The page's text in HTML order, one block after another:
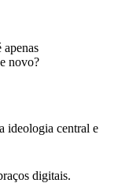
apenas
novo?
ideologia central e
digitais.